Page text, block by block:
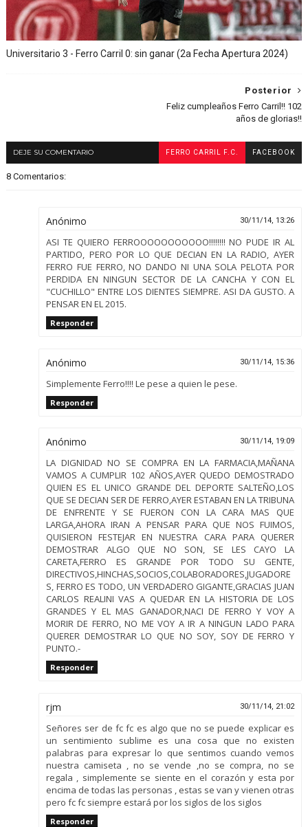
Universitario 3 - Ferro Carril 0: sin ganar (2a Fecha Apertura 2024)
Posterior
Feliz cumpleaños Ferro Carril!! 102
años de glorias!!
DEJE SU COMENTARIO FERRO CARRIL F.C. FACEBOOK
8 Comentarios:
Anónimo 30/11/14, 13:26
ASI TE QUIERO FERROOOOOOOOOOO!!!!!!!! NO PUDE IR AL
PARTIDO, PERO POR LO QUE DECIAN EN LA RADIO, AYER
FERRO FUE FERRO, NO DANDO NI UNA SOLA PELOTA POR
PERDIDA EN NINGUN SECTOR DE LA CANCHA Y CON EL
"CUCHILLO" ENTRE LOS DIENTES SIEMPRE. ASI DA GUSTO. A
PENSAR EN EL 2015.
Responder
Anónimo 30/11/14, 15:36
Simplemente Ferro!!!! Le pese a quien le pese.
Responder
Anónimo 30/11/14, 19:09
LA DIGNIDAD NO SE COMPRA EN LA FARMACIA,MAÑANA
VAMOS A CUMPLIR 102 AÑOS,AYER QUEDO DEMOSTRADO
QUIEN ES EL UNICO GRANDE DEL DEPORTE SALTEÑO,LOS
QUE SE DECIAN SER DE FERRO,AYER ESTABAN EN LA TRIBUNA
DE ENFRENTE Y SE FUERON CON LA CARA MAS QUE
LARGA,AHORA IRAN A PENSAR PARA QUE NOS FUIMOS,
QUISIERON FESTEJAR EN NUESTRA CARA PARA QUERER
DEMOSTRAR ALGO QUE NO SON, SE LES CAYO LA
CARETA,FERRO ES GRANDE POR TODO SU GENTE,
DIRECTIVOS,HINCHAS,SOCIOS,COLABORADORES,JUGADORE
S, FERRO ES TODO, UN VERDADERO GIGANTE,GRACIAS JUAN
CARLOS REALINI VAS A QUEDAR EN LA HISTORIA DE LOS
GRANDES Y EL MAS GANADOR,NACI DE FERRO Y VOY A
MORIR DE FERRO, NO ME VOY A IR A NINGUN LADO PARA
QUERER DEMOSTRAR LO QUE NO SOY, SOY DE FERRO Y
PUNTO.-
Responder
rjm 30/11/14, 21:02
Señores ser de fc fc es algo que no se puede explicar es
un sentimiento sublime es una cosa que no existen
palabras para expresar lo que sentimos cuando vemos
nuestra camiseta , no se vende ,no se compra, no se
regala , simplemente se siente en el corazón y esta por
encima de todas las personas , estas se van y vienen otras
pero fc fc siempre estará por los siglos de los siglos
Responder